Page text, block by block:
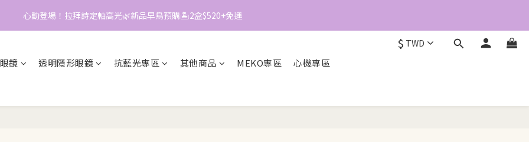
📱加入官方LINE｜領$50折價券
04
2
1
心動登場！拉拜詩定軸高光🌿新品早鳥預購🏝️2盒$520+免運
$ TWD
鏡 透明隱形眼鏡 抗藍光專區 其他商品 MEKO專區 心機專區